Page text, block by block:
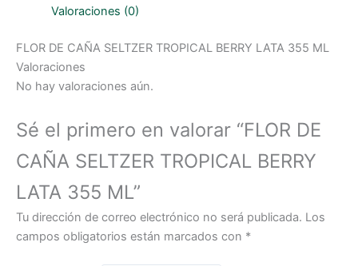
MLValoraciones (0)
FLOR DE CAÑA SELTZER TROPICAL BERRY LATA 355 ML
Valoraciones
No hay valoraciones aún.
Sé el primero en valorar “FLOR DE
CAÑA SELTZER TROPICAL BERRY
LATA 355 ML”
Tu dirección de correo electrónico no será publicada. Los
campos obligatorios están marcados con *